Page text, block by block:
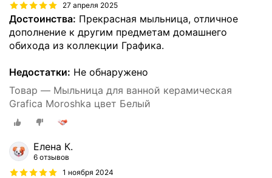
27 апреля 2025
Достоинства: Прекрасная мыльница, отличное
дополнение к другим предметам домашнего
обихода из коллекции Графика.
Недостатки: Не обнаружено
Товар — Мыльница для ванной керамическая
Grafica Moroshka цвет Белый
Елена К.
6 отзывов
1 ноября 2024